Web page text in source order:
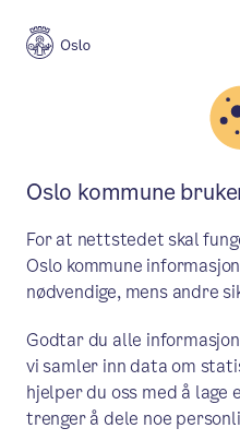
Ordføreren
Johansen til å
Ordfører Marianne
gjennomført
gruppelederne i
Raymond
Oslo kommune
For at nettstedet skal
Oslo kommune
nødvendige, mens andre
Godtar du alle
vi samler inn data om
hjelper du oss med å
trenger å dele noe